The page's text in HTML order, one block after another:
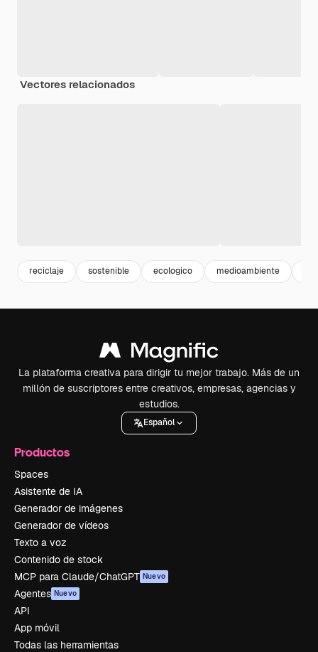
Vectores relacionados
reciclaje sostenible ecologico medioambiente
La plataforma creativa para dirigir tu mejor trabajo. Más de un
millón de suscriptores entre creativos, empresas, agencias y
estudios.
Español
Productos
Spaces
Asistente de IA
Generador de imágenes
Generador de vídeos
Texto a voz
Contenido de stock
MCP para Claude/ChatGPT Nuevo
Agentes Nuevo
API
App móvil
Todas las herramientas